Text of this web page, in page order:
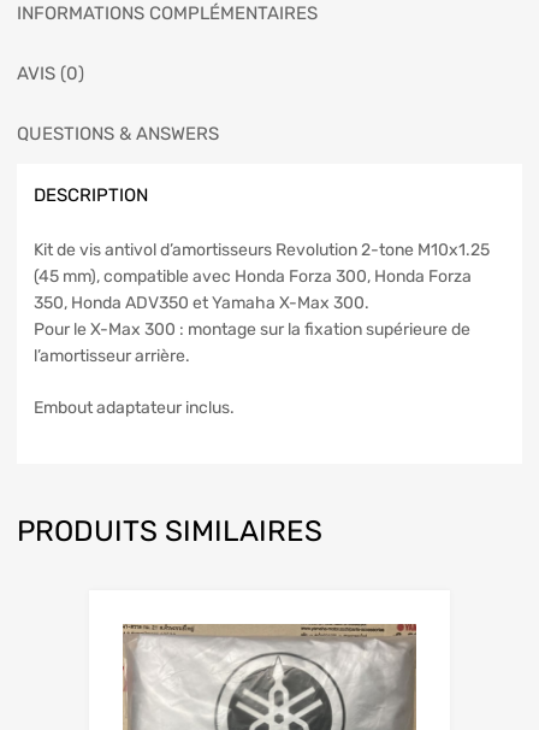
INFORMATIONS COMPLÉMENTAIRES
AVIS (0)
QUESTIONS & ANSWERS
DESCRIPTION
Kit de vis antivol d’amortisseurs Revolution 2-tone M10x1.25
(45 mm), compatible avec Honda Forza 300, Honda Forza
350, Honda ADV350 et Yamaha X-Max 300.
Pour le X-Max 300 : montage sur la fixation supérieure de
l’amortisseur arrière.
Embout adaptateur inclus.
PRODUITS SIMILAIRES